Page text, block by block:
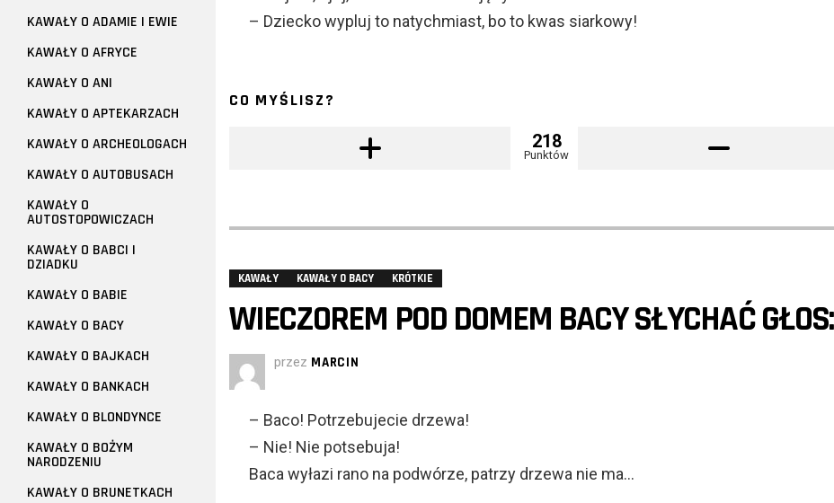
– Dziecko wypluj to natychmiast, bo to kwas siarkowy!
CO MYŚLISZ?
218
Punktów
KAWAŁY KAWAŁY O BACY KRÓTKIE
WIECZOREM POD DOMEM BACY SŁYCHAĆ GŁOS:
przez MARCIN
– Baco! Potrzebujecie drzewa!
– Nie! Nie potsebuja!
Baca wyłazi rano na podwórze, patrzy drzewa nie ma…
KAWAŁY O ADAMIE I EWIE
KAWAŁY O AFRYCE
KAWAŁY O ANI
KAWAŁY O APTEKARZACH
KAWAŁY O ARCHEOLOGACH
KAWAŁY O AUTOBUSACH
KAWAŁY O
AUTOSTOPOWICZACH
KAWAŁY O BABCI I
DZIADKU
KAWAŁY O BABIE
KAWAŁY O BACY
KAWAŁY O BAJKACH
KAWAŁY O BANKACH
KAWAŁY O BLONDYNCE
KAWAŁY O BOŻYM
NARODZENIU
KAWAŁY O BRUNETKACH